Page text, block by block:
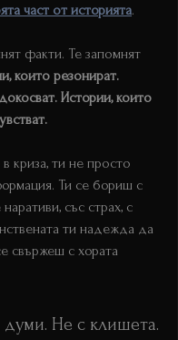
част от историята.
факти. Те запомнят
които резонират.
Истории, които
криза, ти не просто
Ти се бориш с
със страх, с
ти надежда да
свържеш с хората
Не с клишета.